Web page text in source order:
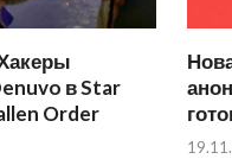
в Star
Order